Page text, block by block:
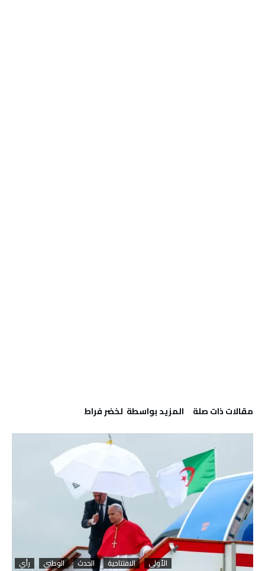
‫مقالات ذات صلة‬ ‫‫المزيد بواسطة‬ ‬ لخضر فراط
الأولى الافتتاحية الحدث الوطني رأي